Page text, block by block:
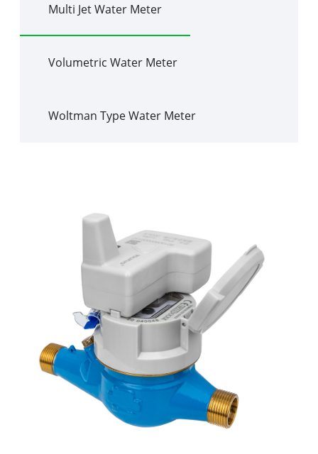
Multi Jet Water Meter
Volumetric Water Meter
Woltman Type Water Meter